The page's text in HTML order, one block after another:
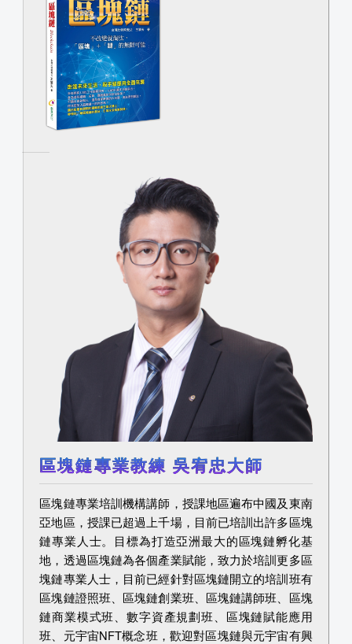
區塊鏈專業教練 吳宥忠大師
區塊鏈專業培訓機構講師，授課地區遍布中國及東南
亞地區，授課已超過上千場，目前已培訓出許多區塊
鏈專業人士。目標為打造亞洲最大的區塊鏈孵化基
地，透過區塊鏈為各個產業賦能，致力於培訓更多區
塊鏈專業人士，目前已經針對區塊鏈開立的培訓班有
區塊鏈證照班、區塊鏈創業班、區塊鏈講師班、區塊
鏈商業模式班、數字資產規劃班、區塊鏈賦能應用
班、元宇宙NFT概念班，歡迎對區塊鏈與元宇宙有興